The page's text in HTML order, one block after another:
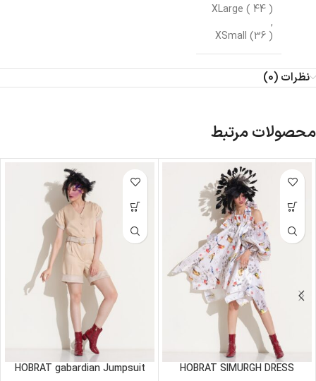
XLarge ( 44 )
,
XSmall (36 )
نظرات (0)
محصولات مرتبط
HOBRAT SIMURGH DRESS
HOBRAT gabardian Jumpsuit